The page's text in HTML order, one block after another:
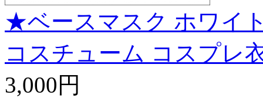
★ベースマスク ホワイ
コスチューム コスプレ
3,000円